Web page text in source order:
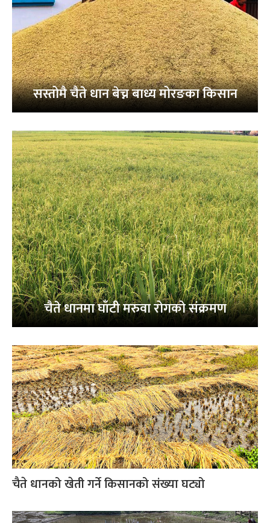
सस्तोमै चैते धान बेच्न बाध्य मोरङका किसान
चैते धानमा घाँटी मरुवा रोगको संक्रमण
चैते धानको खेती गर्ने किसानको संख्या घट्यो